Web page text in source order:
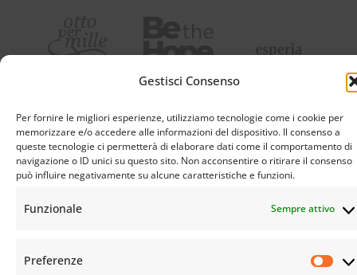
Gestisci Consenso
Per fornire le migliori esperienze, utilizziamo tecnologie come i cookie per
memorizzare e/o accedere alle informazioni del dispositivo. Il consenso a
queste tecnologie ci permetterà di elaborare dati come il comportamento di
navigazione o ID unici su questo sito. Non acconsentire o ritirare il consenso
può influire negativamente su alcune caratteristiche e funzioni.
Funzionale Sempre attivo
Preferenze